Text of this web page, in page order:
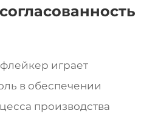
играет
в обеспечении
производства